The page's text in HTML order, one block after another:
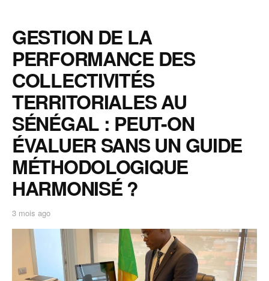
GESTION DE LA
PERFORMANCE DES
COLLECTIVITÉS
TERRITORIALES AU
SÉNÉGAL : PEUT-ON
ÉVALUER SANS UN GUIDE
MÉTHODOLOGIQUE
HARMONISÉ ?
3 mois ago